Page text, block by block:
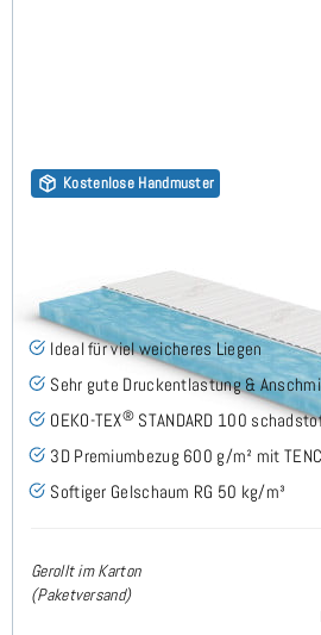
Kostenlose Handmuster
70x180 cm
Ideal für viel weicheres Liegen
Sehr gute Druckentlastung &
OEKO-TEX® STANDARD 100
3D Premiumbezug 600 g/m² mit
Softiger Gelschaum RG 50 kg/m³
Gerollt im Karton
(Paketversand)